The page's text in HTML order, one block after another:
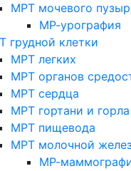
МРТ мочевого
МР-урография
грудной клетки
МРТ легких
МРТ органов
МРТ сердца
МРТ гортани и горла
МРТ пищевода
МРТ молочной
МР-